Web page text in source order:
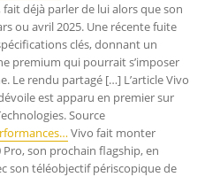
déjà parler de lui alors que son
ou avril 2025. Une récente fuite
clés, donnant un
premium qui pourrait s’imposer
Le rendu partagé […] L’article Vivo
est apparu en premier sur
Source
Vivo fait monter
son prochain flagship, en
son téléobjectif périscopique de